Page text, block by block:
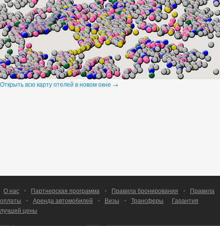
Открыть всю карту отелей в новом окне →
О нас • Партнерская программа • Правила бронирования •
Правила
оплаты
• Аренда автомобилей • Визы • Трансферы
Гарантия
лучшей цены